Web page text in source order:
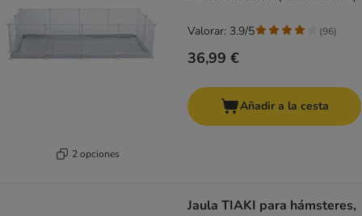
2 opciones
36,99 €
Valorar: 3.9/5 (96)
Añadir a la cesta
Jaula TIAKI para hámsteres,